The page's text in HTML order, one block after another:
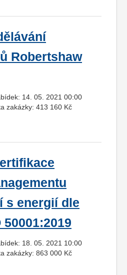
Robertshaw
14. 05. 2021 00:00
zakázky: 413 160 Kč
s energií dle
50001:2019
18. 05. 2021 10:00
zakázky: 863 000 Kč